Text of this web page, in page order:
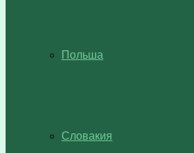
Польша
Словакия